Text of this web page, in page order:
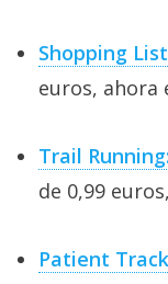
Shopping
euros, ahora
Trail
de 0,99
Patient